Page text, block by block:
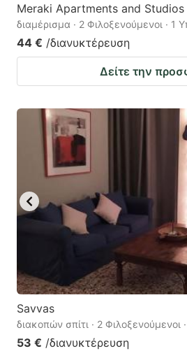
Meraki Apartments and Studios
διαμέρισμα · 2 Φιλοξενούμενοι · 1
44 € /διανυκτέρευση
Δείτε την
Savvas
διακοπών σπίτι · 2 Φιλοξενούμενοι
53 € /διανυκτέρευση